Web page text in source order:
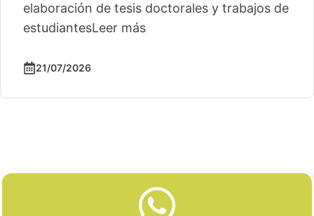
elaboración de tesis doctorales y trabajos de
estudiantesLeer más
21/07/2026